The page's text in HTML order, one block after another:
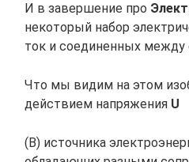
И в завершение про
некоторый набор
ток и соединенных
Что мы видим на этом
действием напряжения U
(В) источника